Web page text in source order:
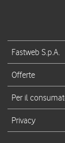
Fastweb S.p.A.
Offerte
Per il
Privacy